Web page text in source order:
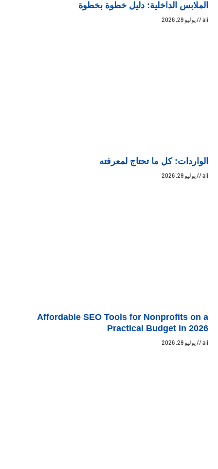
الملابس الداخلية: دليل خطوة بخطوة
ali يوليو 29, 2026
الواردات: كل ما تحتاج لمعرفته
ali يوليو 29, 2026
Affordable SEO Tools for Nonprofits on a
Practical Budget in 2026
ali يوليو 29, 2026